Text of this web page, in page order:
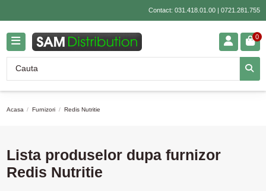
Contact: 031.418.01.00| 0721.281.755
0
Acasa Furnizori Redis Nutritie
Lista produselor dupa furnizor
Redis Nutritie